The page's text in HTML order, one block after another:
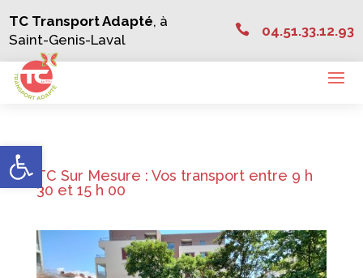
to
content
Ouvrir la barre d’outils
TC Transport Adapté, à
Saint-Genis-Laval
 04.51.33.12.93
TC Sur Mesure : Vos transport entre 9 h
30 et 15 h 00